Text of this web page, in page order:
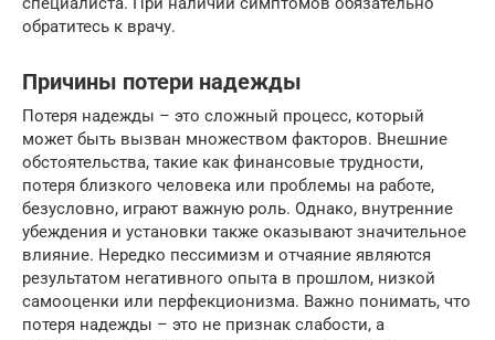
обратитесь к врачу.
Причины потери надежды
Потеря надежды – это сложный процесс, который
может быть вызван множеством факторов. Внешние
обстоятельства, такие как финансовые трудности,
потеря близкого человека или проблемы на работе,
безусловно, играют важную роль. Однако, внутренние
убеждения и установки также оказывают значительное
влияние. Нередко пессимизм и отчаяние являются
результатом негативного опыта в прошлом, низкой
самооценки или перфекционизма. Важно понимать, что
потеря надежды – это не признак слабости, а